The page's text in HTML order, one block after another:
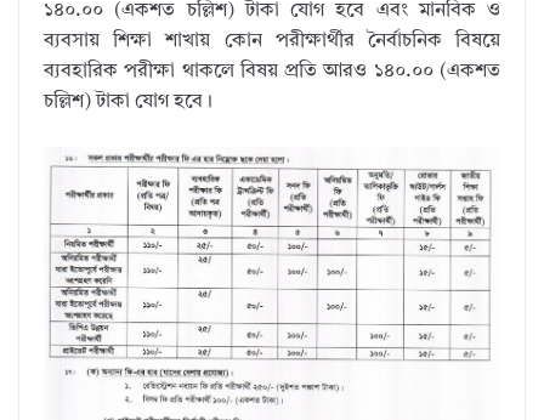
১৪০.০০ (একশত চল্লিশ) টাকা যোগ হবে এবং মানবিক ও
ব্যবসায় শিক্ষা শাখায় কোন পরীক্ষার্থীর নৈর্বাচনিক বিষয়ে
ব্যবহারিক পরীক্ষা থাকলে বিষয় প্রতি আরও ১৪০.০০ (একশত
চল্লিশ) টাকা যোগ হবে।